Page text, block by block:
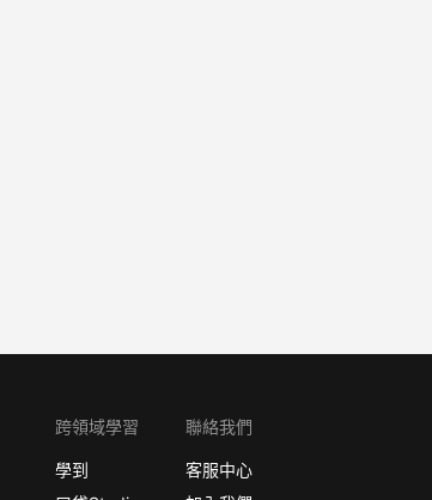
跨領域學習
學到
聯絡我們
客服中心